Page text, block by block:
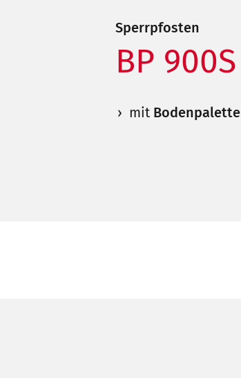
Sperrpfosten
BP 900S
mit Bodenpalette